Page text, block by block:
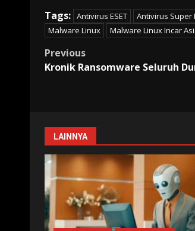
Tags: Antivirus ESET Antivirus Super
Malware Linux
Malware Linux Incar
Post
Previous
Kronik Ransomware Seluruh
LAINNYA